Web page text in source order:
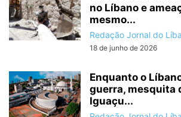
no Líbano e
mesmo...
Redação Jornal do
18 de junho de 2026
Enquanto o
guerra, mesquita
Iguaçu...